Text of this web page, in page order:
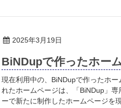
2025年3月19日
BiNDupで作ったホー
現在利用中の、BiNDupで作ったホ
れたホームページは、「BiNDup」
ーで新たに制作したホームページを